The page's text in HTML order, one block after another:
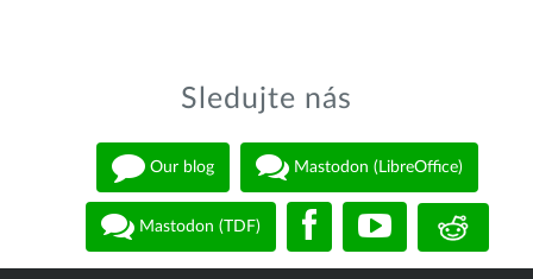
Sledujte nás
Our blog Mastodon (LibreOffice)
Mastodon (TDF)